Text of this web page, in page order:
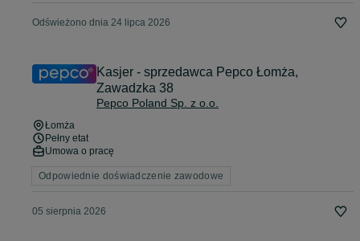
Odświeżono dnia 24 lipca 2026
Kasjer - sprzedawca Pepco Łomża,
Zawadzka 38
Pepco Poland Sp. z o.o.
Łomża
Pełny etat
Umowa o pracę
Odpowiednie doświadczenie zawodowe
05 sierpnia 2026